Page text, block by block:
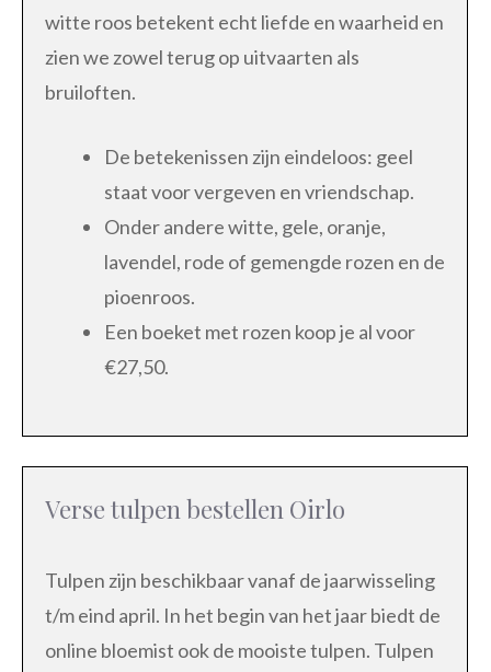
witte roos betekent echt liefde en waarheid en
zien we zowel terug op uitvaarten als
bruiloften.
De betekenissen zijn eindeloos: geel
staat voor vergeven en vriendschap.
Onder andere witte, gele, oranje,
lavendel, rode of gemengde rozen en de
pioenroos.
Een boeket met rozen koop je al voor
€27,50.
Verse tulpen bestellen Oirlo
Tulpen zijn beschikbaar vanaf de jaarwisseling
t/m eind april. In het begin van het jaar biedt de
online bloemist ook de mooiste tulpen. Tulpen